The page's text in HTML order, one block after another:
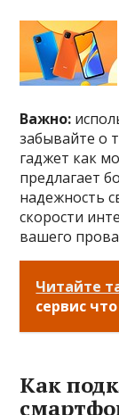
Важно:
забывайте о
гаджет как
предлагает
надежность
скорости
вашего
Читайте
сервис
Как